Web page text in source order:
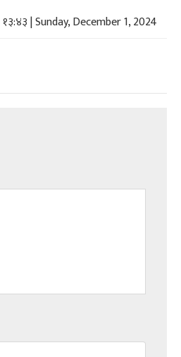
१३:४३ | Sunday, December 1, 2024